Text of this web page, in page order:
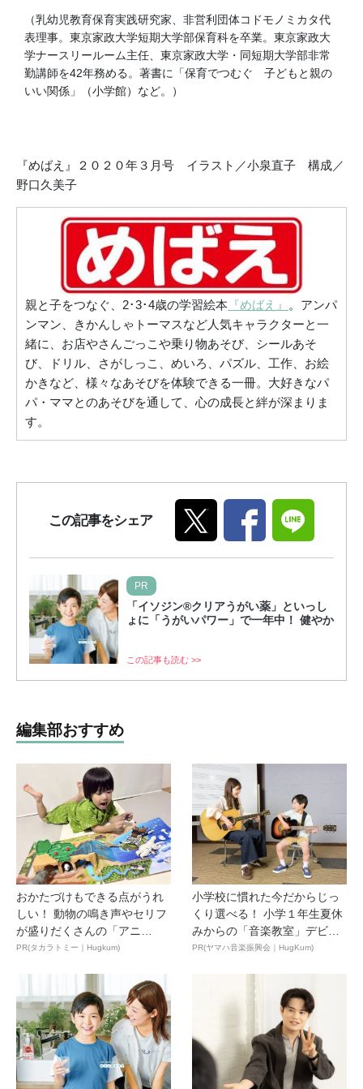
（乳幼児教育保育実践研究家、非営利団体コドモノミカタ代
表理事。東京家政大学短期大学部保育科を卒業。東京家政大
学ナースリールーム主任、東京家政大学・同短期大学部非常
勤講師を42年務める。著書に「保育でつむぐ 子どもと親の
いい関係」（小学館）など。）
『めばえ』２０２０年３月号 イラスト／小泉直子 構成／
野口久美子
親と子をつなぐ、2･3･4歳の学習絵本 『めばえ』 。アンパ
ンマン、きかんしゃトーマスなど人気キャラクターと一
緒に、お店やさんごっこや乗り物あそび、シールあそ
び、ドリル、さがしっこ、めいろ、パズル、工作、お絵
かきなど、様々なあそびを体験できる一冊。大好きなパ
パ・ママとのあそびを通して、心の成長と絆が深まりま
す。
この記事をシェア
PR
「イソジン®クリアうがい薬」といっし
ょに「うがいパワー」で一年中！ 健やか
この記事も読む >>
編集部おすすめ
おかたづけもできる点がうれ
しい！ 動物の鳴き声やセリフ
が盛りだくさんの「アニ
ア ...
PR(タカラトミー｜Hugkum)
小学校に慣れた今だからじっ
くり選べる！ 小学１年生夏休
みからの「音楽教室」デビ
ュ...
PR(ヤマハ音楽振興会｜HugKum)